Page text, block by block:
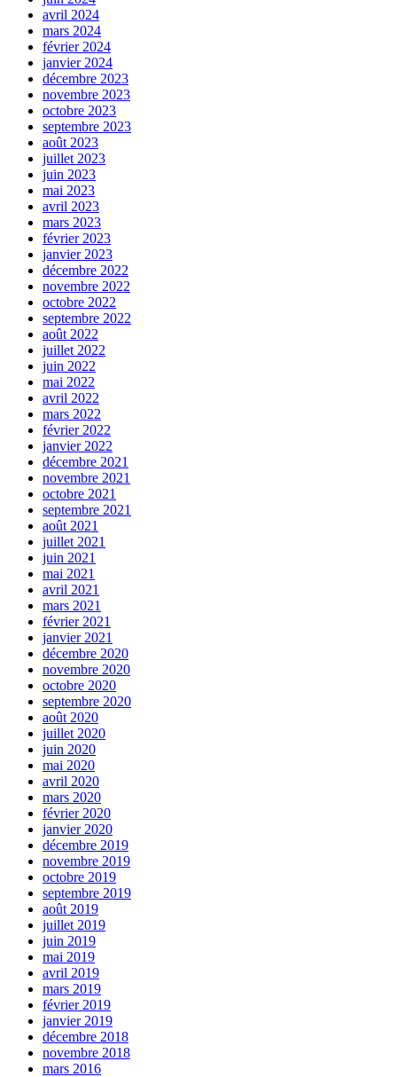
avril 2024
mars 2024
février 2024
janvier 2024
décembre 2023
novembre 2023
octobre 2023
septembre 2023
août 2023
juillet 2023
juin 2023
mai 2023
avril 2023
mars 2023
février 2023
janvier 2023
décembre 2022
novembre 2022
octobre 2022
septembre 2022
août 2022
juillet 2022
juin 2022
mai 2022
avril 2022
mars 2022
février 2022
janvier 2022
décembre 2021
novembre 2021
octobre 2021
septembre 2021
août 2021
juillet 2021
juin 2021
mai 2021
avril 2021
mars 2021
février 2021
janvier 2021
décembre 2020
novembre 2020
octobre 2020
septembre 2020
août 2020
juillet 2020
juin 2020
mai 2020
avril 2020
mars 2020
février 2020
janvier 2020
décembre 2019
novembre 2019
octobre 2019
septembre 2019
août 2019
juillet 2019
juin 2019
mai 2019
avril 2019
mars 2019
février 2019
janvier 2019
décembre 2018
novembre 2018
mars 2016